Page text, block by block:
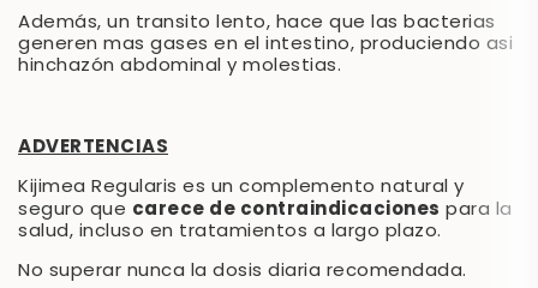
Además, un transito lento, hace que las bacterias
generen mas gases en el intestino, produciendo asi
hinchazón abdominal y molestias.
ADVERTENCIAS
Kijimea Regularis es un complemento natural y
seguro que carece de contraindicaciones para la
salud, incluso en tratamientos a largo plazo.
No superar nunca la dosis diaria recomendada.